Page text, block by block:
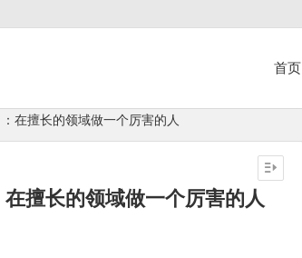
首页
在擅长的领域做一个厉害的人
擅长的领域做一个厉害的人